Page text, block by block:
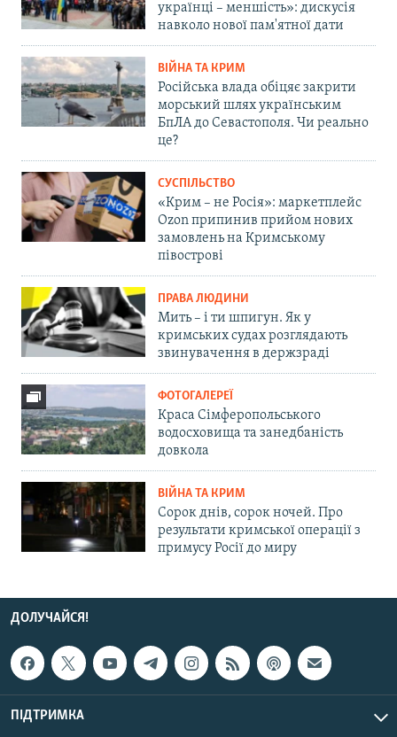
українці – меншість»: дискусія
навколо нової пам'ятної дати
ВІЙНА ТА КРИМ
Російська влада обіцяє закрити
морський шлях українським
БпЛА до Севастополя. Чи реально
це?
СУСПІЛЬСТВО
«Крим – не Росія»: маркетплейс
Ozon припинив прийом нових
замовлень на Кримському
півострові
ПРАВА ЛЮДИНИ
Мить – і ти шпигун. Як у
кримських судах розглядають
звинувачення в держзраді
ФОТОГАЛЕРЕЇ
Краса Сімферопольського
водосховища та занедбаність
довкола
ВІЙНА ТА КРИМ
Сорок днів, сорок ночей. Про
результати кримської операції з
примусу Росії до миру
ДОЛУЧАЙСЯ!
ПІДТРИМКА